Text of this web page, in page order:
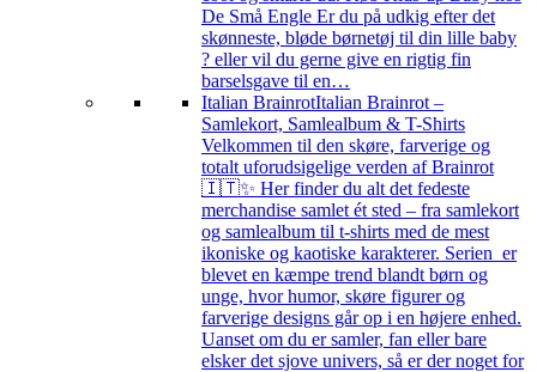
De Små Engle Er du på udkig efter det
skønneste, bløde børnetøj til din lille baby
? eller vil du gerne give en rigtig fin
barselsgave til en…
Italian BrainrotItalian Brainrot –
Samlekort, Samlealbum & T-Shirts
Velkommen til den skøre, farverige og
totalt uforudsigelige verden af Brainrot
🇮🇹✨ Her finder du alt det fedeste
merchandise samlet ét sted – fra samlekort
og samlealbum til t-shirts med de mest
ikoniske og kaotiske karakterer. Serien er
blevet en kæmpe trend blandt børn og
unge, hvor humor, skøre figurer og
farverige designs går op i en højere enhed.
Uanset om du er samler, fan eller bare
elsker det sjove univers, så er der noget for